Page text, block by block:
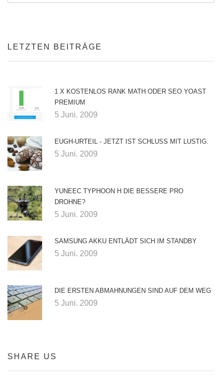
LETZTEN BEITRÄGE
1 X KOSTENLOS RANK MATH ODER SEO YOAST
PREMIUM
5 Juni. 2009
EUGH-URTEIL - JETZT IST SCHLUSS MIT LUSTIG.
5 Juni. 2009
YUNEEC TYPHOON H DIE BESSERE PRO
DROHNE?
5 Juni. 2009
SAMSUNG AKKU ENTLÄDT SICH IM STANDBY
5 Juni. 2009
DIE ERSTEN ABMAHNUNGEN SIND AUF DEM WEG
5 Juni. 2009
SHARE US